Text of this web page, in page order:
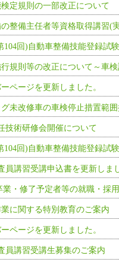
定規則の一部改正について
整備主任者等資格取得講習(
104回)自動車整備技能登録試
規則等の改正について～車
ページを更新しました。
未改修車の車検停止措置範
技術研修会開催について
104回)自動車整備技能登録試
員講習受講申込書を更新しま
業・修了予定者等の就職・採
に関する特別教育のご案内
ページを更新しました。
員講習受講生募集のご案内